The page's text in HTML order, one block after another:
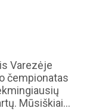
Varezėje
čempionatas
Mūsiškiai…